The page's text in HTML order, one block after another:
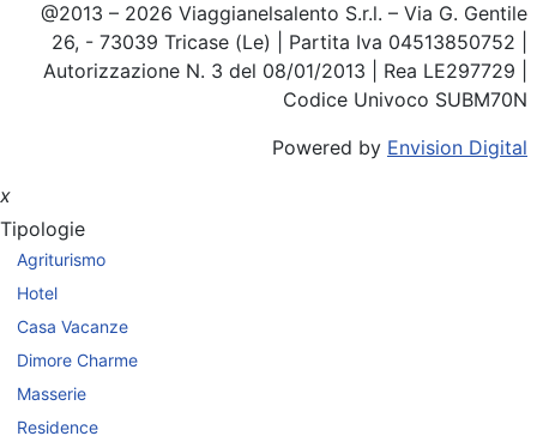
@2013 – 2026 Viaggianelsalento S.r.l. – Via G. Gentile
26, - 73039 Tricase (Le) | Partita Iva 04513850752 |
Autorizzazione N. 3 del 08/01/2013 | Rea LE297729 |
Codice Univoco SUBM70N
Powered by Envision Digital
x
Tipologie
Agriturismo
Hotel
Casa Vacanze
Dimore Charme
Masserie
Residence